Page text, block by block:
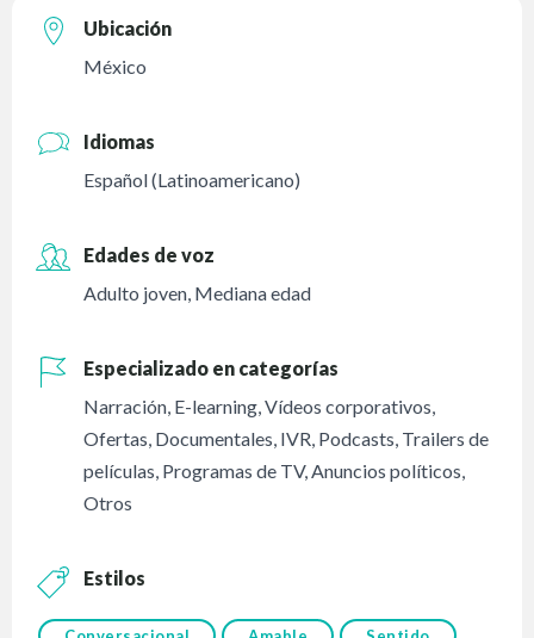
Ubicación
México
Idiomas
Español (Latinoamericano)
Edades de voz
Adulto joven, Mediana edad
Especializado en categorías
Narración, E-learning,Vídeos corporativos,
Ofertas, Documentales, IVR, Podcasts, Trailers de
películas, Programas de TV,Anuncios políticos,
Otros
Estilos